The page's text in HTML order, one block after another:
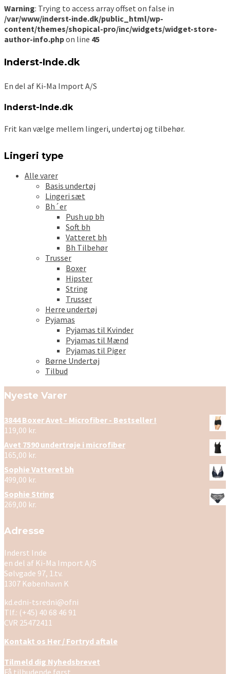
pris
var:
249,00 kr..
pris
er:
175,00 kr..
Warning: Trying to access array offset on false in
/var/www/inderst-inde.dk/public_html/wp-
content/themes/shopical-pro/inc/widgets/widget-store-
author-info.phpon line 45
Inderst-Inde.dk
En del af Ki-Ma Import A/S
Inderst-Inde.dk
Frit kan vælge mellem lingeri, undertøj og tilbehør.
Lingeri type
Alle varer
Basis undertøj
Lingeri sæt
Bh´er
Push up bh
Soft bh
Vatteret bh
Bh Tilbehør
Trusser
Boxer
Hipster
String
Trusser
Herre undertøj
Pyjamas
Pyjamas til Kvinder
Pyjamas til Mænd
Pyjamas til Piger
Børne Undertøj
Tilbud
Nyeste Varer
3844 Boxer Avet - Microfiber - Bestseller !
119,00 kr.
Avet 7590 undertrøje i microfiber
165,00 kr.
Sophie Vatteret bh
499,00 kr.
Sophie String
269,00 kr.
Adresse
Inderst Inde
en del af Ki-Ma Import A/S
Sølvgade 97, 1.tv.
1307 København K
kd.edni-tsredni@ofni
Tlf.: (+45) 40 68 46 91
CVR 25472411
Kontakt os Her / Fortryd aftale
Tilmeld dig Nyhedsbrevet